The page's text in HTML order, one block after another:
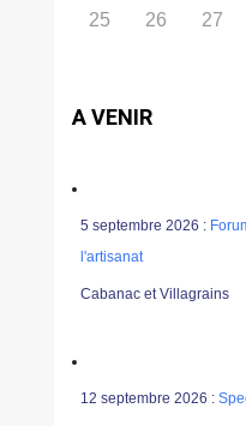
25 26 27
A VENIR
5 septembre 2026 :
l'artisanat
Cabanac et Villagrains
12 septembre 2026 :